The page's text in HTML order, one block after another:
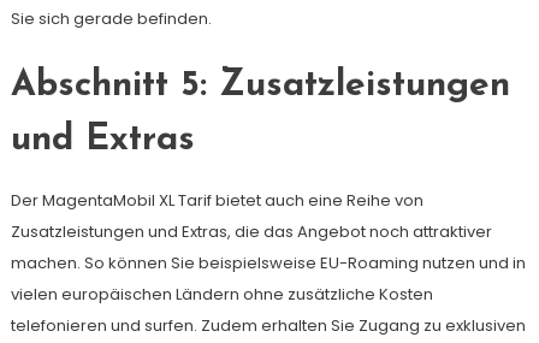
Sie sich gerade befinden.
Abschnitt 5: Zusatzleistungen
und Extras
Der MagentaMobil XL Tarif bietet auch eine Reihe von
Zusatzleistungen und Extras, die das Angebot noch attraktiver
machen. So können Sie beispielsweise EU-Roaming nutzen und in
vielen europäischen Ländern ohne zusätzliche Kosten
telefonieren und surfen. Zudem erhalten Sie Zugang zu exklusiven